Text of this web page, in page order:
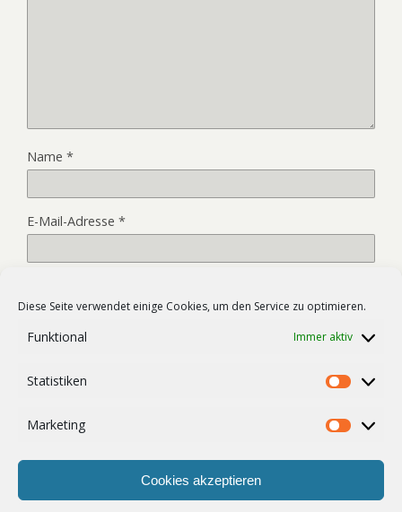
Diese Seite verwendet einige Cookies, um den Service zu optimieren.
Funktional Immer aktiv
Statistiken
Marketing
Cookies akzeptieren
Name *
E-Mail-Adresse *
meinen nächsten Kommentar speichern.